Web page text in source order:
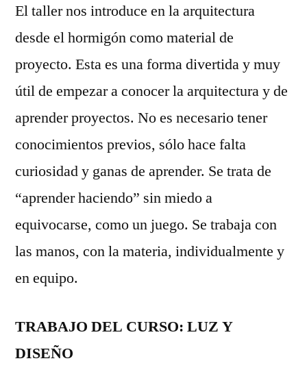
El taller nos introduce en la arquitectura
desde el hormigón como material de
proyecto. Esta es una forma divertida y muy
útil de empezar a conocer la arquitectura y de
aprender proyectos. No es necesario tener
conocimientos previos, sólo hace falta
curiosidad y ganas de aprender. Se trata de
“aprender haciendo” sin miedo a
equivocarse, como un juego. Se trabaja con
las manos, con la materia, individualmente y
en equipo.
TRABAJO DEL CURSO: LUZ Y
DISEÑO